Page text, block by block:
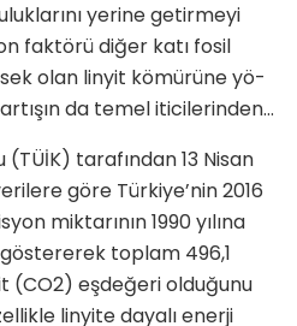
yerine getirmeyi
faktörü diğer katı fosil
olan linyit kömürüne yö­
da temel iticilerinden…
tarafından 13 Nisan
göre Türkiye’nin 2016
miktarının 1990 yılına
göstererek top­lam 496,1
(CO2) eşdeğeri olduğunu
linyite dayalı enerji